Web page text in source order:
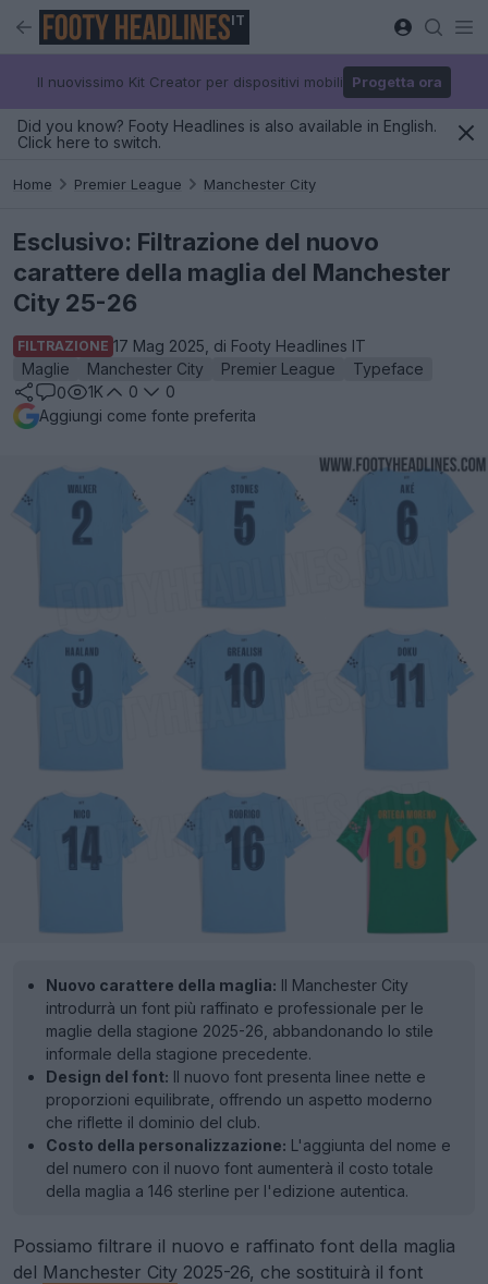
IT
Il nuovissimo Kit Creator per dispositivi mobili Progetta ora
Did you know? Footy Headlines is also available in English.
Click here to switch.
Home Premier League Manchester City
Esclusivo: Filtrazione del nuovo
carattere della maglia del Manchester
City 25-26
FILTRAZIONE 17 Mag 2025, di Footy Headlines IT
Maglie
Manchester City Premier League
Typeface
0
1K 0
0
Aggiungi come fonte preferita
Nuovo carattere della maglia: Il Manchester City
introdurrà un font più raffinato e professionale per le
maglie della stagione 2025-26, abbandonando lo stile
informale della stagione precedente.
Design del font: Il nuovo font presenta linee nette e
proporzioni equilibrate, offrendo un aspetto moderno
che riflette il dominio del club.
Costo della personalizzazione: L'aggiunta del nome e
del numero con il nuovo font aumenterà il costo totale
della maglia a 146 sterline per l'edizione autentica.
Possiamo filtrare il nuovo e raffinato font della maglia
del Manchester City 2025-26, che sostituirà il font